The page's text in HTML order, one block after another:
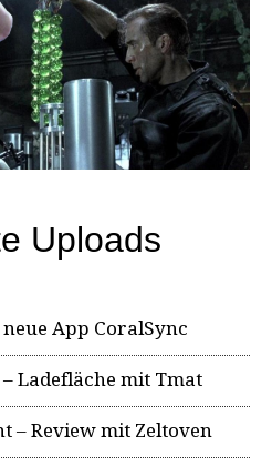
Uploads
App CoralSync
Ladefläche mit Tmat
– Review mit Zeltoven